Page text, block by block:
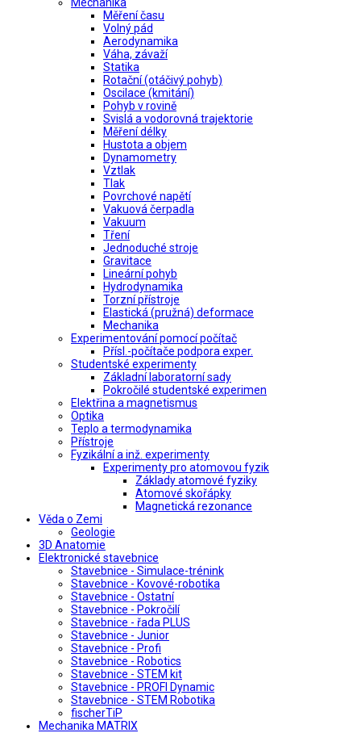
Měření času
Volný pád
Aerodynamika
Váha, závaží
Statika
Rotační (otáčivý pohyb)
Oscilace (kmitání)
Pohyb v rovině
Svislá a vodorovná trajektorie
Měření délky
Hustota a objem
Dynamometry
Vztlak
Tlak
Povrchové napětí
Vakuová čerpadla
Vakuum
Tření
Jednoduché stroje
Gravitace
Lineární pohyb
Hydrodynamika
Torzní přístroje
Elastická (pružná) deformace
Mechanika
Experimentování pomocí počítač
Přísl.-počítače podpora exper.
Studentské experimenty
Základní laboratorní sady
Pokročilé studentské experimen
Elektřina a magnetismus
Optika
Teplo a termodynamika
Přístroje
Fyzikální a inž. experimenty
Experimenty pro atomovou fyzik
Základy atomové fyziky
Atomové skořápky
Magnetická rezonance
Věda o Zemi
Geologie
3D Anatomie
Elektronické stavebnice
Stavebnice - Simulace-trénink
Stavebnice - Kovové-robotika
Stavebnice - Ostatní
Stavebnice - Pokročilí
Stavebnice - řada PLUS
Stavebnice - Junior
Stavebnice - Profi
Stavebnice - Robotics
Stavebnice - STEM kit
Stavebnice - PROFI Dynamic
Stavebnice - STEM Robotika
fischerTiP
Mechanika MATRIX